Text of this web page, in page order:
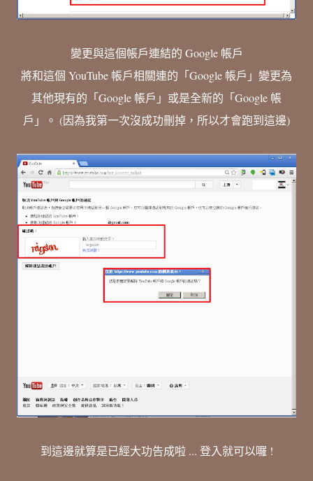
變更與這個帳戶連結的 Google 帳戶
將和這個 YouTube 帳戶相關連的「Google 帳戶」變更為
其他現有的「Google 帳戶」或是全新的「Google 帳
戶」。 (因為我第一次沒成功刪掉，所以才會跑到這邊)
到這邊就算是已經大功告成啦 ... 登入就可以囉 !